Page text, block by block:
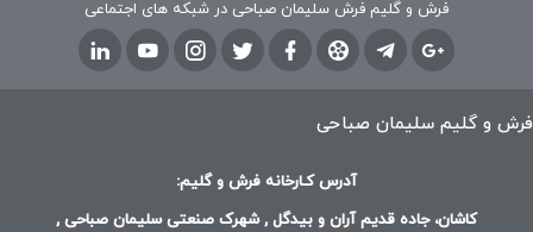
فرش و گلیم فرش سلیمان صباحی در شبکه های اجتماعی
فرش و گلیم سلیمان صباحی
آدرس کـارخانه فرش و گلیم:
کاشان، جاده قدیم آران و بیدگل , شهرک صنعتی سلیمان صباحی ,